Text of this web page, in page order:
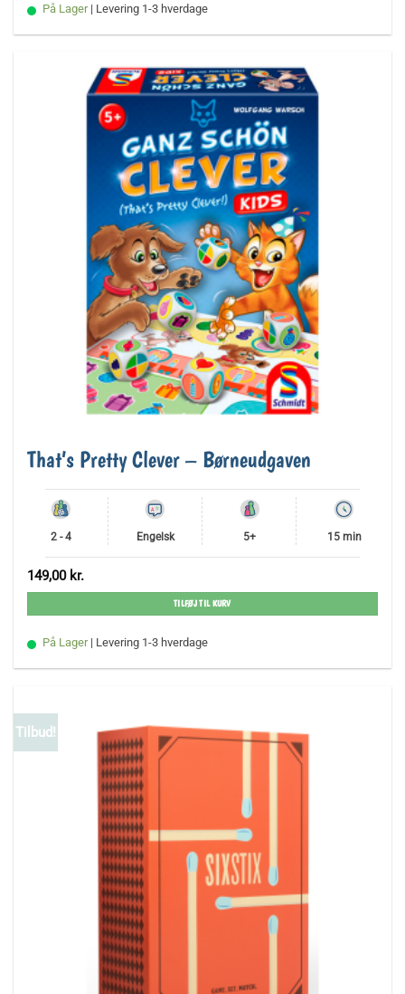
På Lager | Levering 1-3 hverdage
That’s Pretty Clever – Børneudgaven
2 - 4 Engelsk 5+ 15 min
149,00 kr.
TILFØJ TIL KURV
På Lager | Levering 1-3 hverdage
Tilbud!